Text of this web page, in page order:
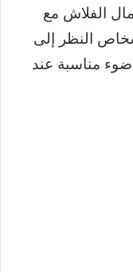
الفلاش مع
النظر إلى
مناسبة عند